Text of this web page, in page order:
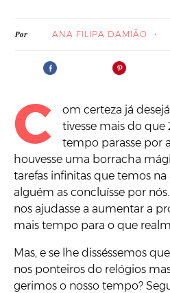
Por ANA FILIPA DAMIÃO
C
om certeza já
tivesse mais do que
tempo parasse por
houvesse uma borracha
tarefas infinitas que temos
alguém as concluísse por
nos ajudasse a aumentar a
mais tempo para o que
Mas, e se lhe disséssemos
nos ponteiros do relógios
gerimos o nosso tempo?